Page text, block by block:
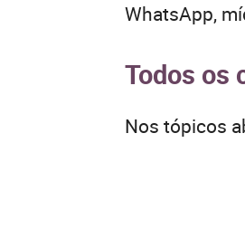
WhatsApp,
Todos os
Nos tópicos